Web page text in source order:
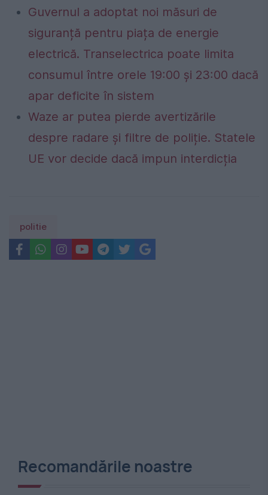
Guvernul a adoptat noi măsuri de
siguranță pentru piața de energie
electrică. Transelectrica poate limita
consumul între orele 19:00 și 23:00 dacă
apar deficite în sistem
Waze ar putea pierde avertizările
despre radare și filtre de poliție. Statele
UE vor decide dacă impun interdicția
politie
Recomandările noastre